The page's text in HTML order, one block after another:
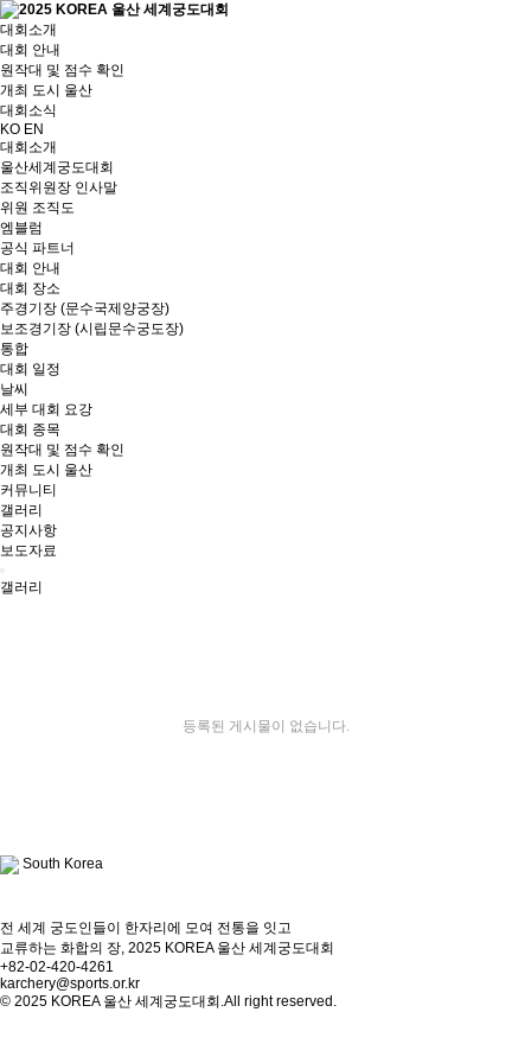
대회소개
대회 안내
원작대 및 점수 확인
개최 도시 울산
대회소식
KO EN
대회소개
울산세계궁도대회
조직위원장 인사말
위원 조직도
엠블럼
공식 파트너
대회 안내
대회 장소
주경기장 (문수국제양궁장)
보조경기장 (시립문수궁도장)
통합
대회 일정
날씨
세부 대회 요강
대회 종목
원작대 및 점수 확인
개최 도시 울산
커뮤니티
갤러리
공지사항
보도자료
갤러리
등록된 게시물이 없습니다.
South Korea
전 세계 궁도인들이 한자리에 모여 전통을 잇고
교류하는 화합의 장, 2025 KOREA 울산 세계궁도대회
+82-02-420-4261
karchery@sports.or.kr
© 2025 KOREA 울산 세계궁도대회.All right reserved.